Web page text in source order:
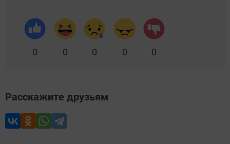
0 0 0 0 0
Расскажите друзьям